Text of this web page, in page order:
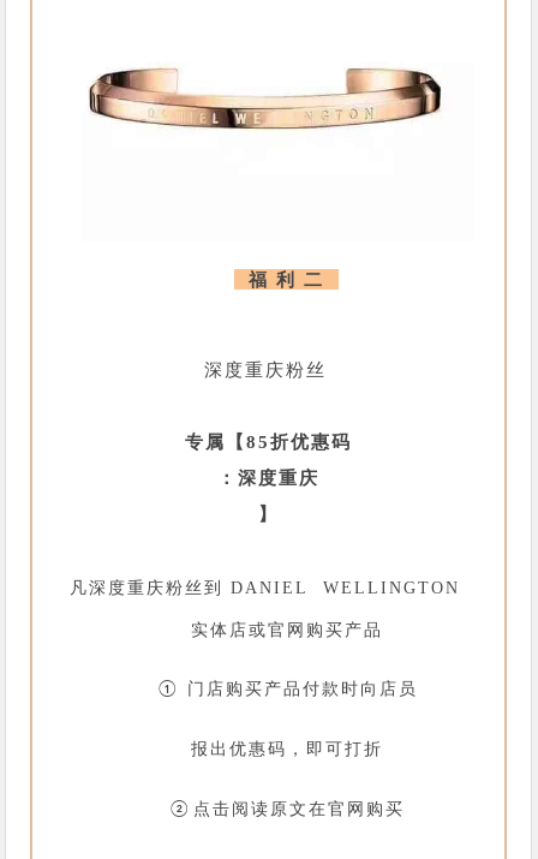
福 利 二
深度重庆粉丝
专属【85折优惠码
：深度重庆
】
凡深度重庆粉丝到 DANIEL WELLINGTON
实体店或官网购买产品
① 门店购买产品付款时向店员
报出优惠码，即可打折
②点击阅读原文在官网购买